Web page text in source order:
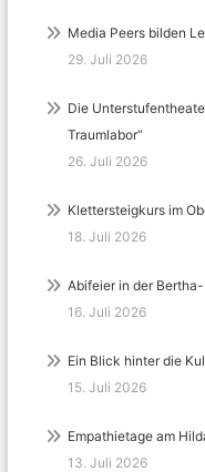
Media Peers bilden
29. Juli 2026
Die
Traumlabor“
26. Juli 2026
Klettersteigkurs im
18. Juli 2026
Abifeier in der
16. Juli 2026
Ein Blick hinter die
15. Juli 2026
Empathietage am
13. Juli 2026